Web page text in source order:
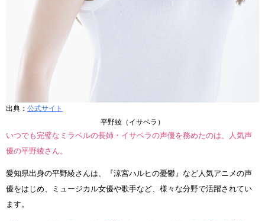
出典： 公式サイト
平野綾（イサベラ）
いつでも完璧なミラベルの長姉・イサベラの声優を務めたのは、人気声
優の平野綾さん。
愛知県出身の平野綾さんは、『涼宮ハルヒの憂鬱』など人気アニメの声
優をはじめ、ミュージカル女優や歌手など、様々な分野で活躍されてい
ます。